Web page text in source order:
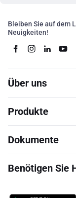
Bleiben Sie auf dem
Neuigkeiten!
Über uns
Produkte
Dokumente
Benötigen Sie